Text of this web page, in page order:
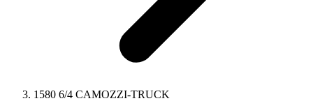
1580 6/4 CAMOZZI-TRUCK